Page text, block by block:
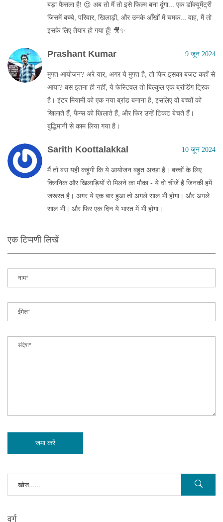
बड़ा फैसला है! 😍 अब तो मैं तो इसे फिल्म बना दूंगा... एक डॉक्यूमेंट्री
जिसमें बच्चे, परिवार, खिलाड़ी, और उनके आँखों में चमक... वाह, मैं तो
इसके लिए तैयार हो गया हूँ! 🎥✨
Prashant Kumar 9 जून 2024
मुफ्त आयोजन? अरे यार, अगर ये मुफ्त है, तो फिर इसका बजट कहाँ से
आया? बस इतना ही नहीं, ये फेस्टिवल तो बिल्कुल एक ब्रांडिंग ट्रिक
है। इंटर मियामी को एक नया ब्रांड बनाना है, इसलिए वो बच्चों को
खिलाते हैं, फैन्स को खिलाते हैं, और फिर उन्हें टिकट बेचते हैं।
बुद्धिमानी से काम लिया गया है।
Sarith Koottalakkal 10 जून 2024
मैं तो बस यही कहूंगी कि ये आयोजन बहुत अच्छा है। बच्चों के लिए
क्लिनिक और खिलाड़ियों से मिलने का मौका - ये वो चीजें हैं जिनकी हमें
जरूरत है। अगर ये एक बार हुआ तो अगले साल भी होगा। और अगले
साल भी। और फिर एक दिन ये भारत में भी होगा।
एक टिप्पणी लिखें
जमा करें
वर्ग